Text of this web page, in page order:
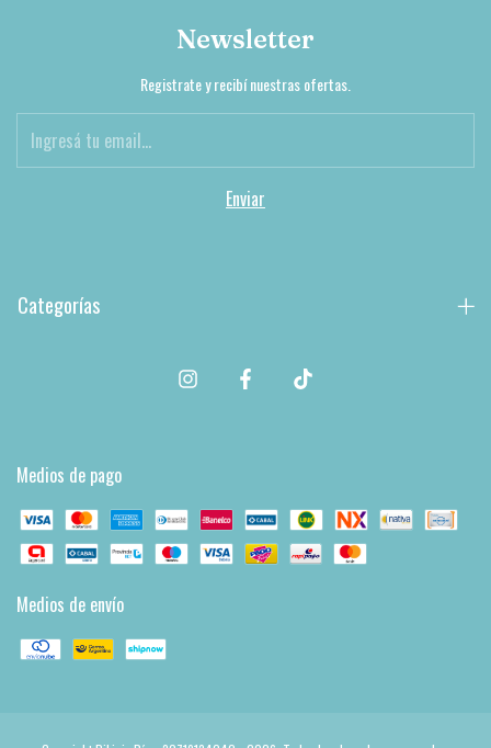
Newsletter
Registrate y recibí nuestras ofertas.
Categorías
Medios de pago
Medios de envío